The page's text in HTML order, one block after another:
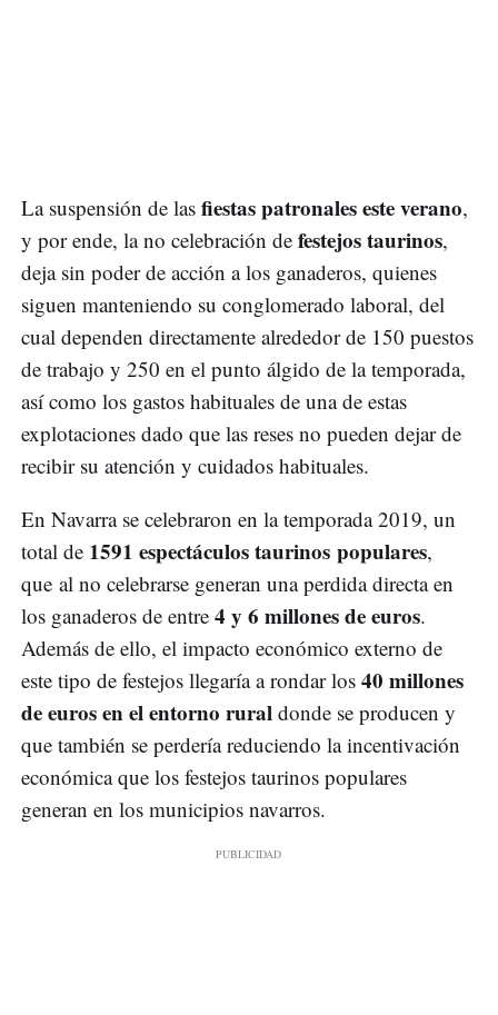
La suspensión de las fiestas patronales este verano,
y por ende, la no celebración de festejos taurinos,
deja sin poder de acción a los ganaderos, quienes
siguen manteniendo su conglomerado laboral, del
cual dependen directamente alrededor de 150 puestos
de trabajo y 250 en el punto álgido de la temporada,
así como los gastos habituales de una de estas
explotaciones dado que las reses no pueden dejar de
recibir su atención y cuidados habituales.
En Navarra se celebraron en la temporada 2019, un
total de 1591 espectáculos taurinos populares,
que al no celebrarse generan una perdida directa en
los ganaderos de entre 4 y 6 millones de euros.
Además de ello, el impacto económico externo de
este tipo de festejos llegaría a rondar los 40 millones
de euros en el entorno rural donde se producen y
que también se perdería reduciendo la incentivación
económica que los festejos taurinos populares
generan en los municipios navarros.